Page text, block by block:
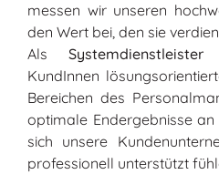
messen wir unseren
den Wert bei, den sie
AlsSystemdienstleister
KundInnen
Bereichen des
optimale Endergebnisse
sich unsere
professionell unterstützt